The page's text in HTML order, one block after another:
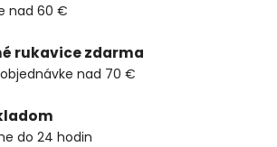
nad 60 €
rukavice zdarma
nad 70 €
do 24 hodin